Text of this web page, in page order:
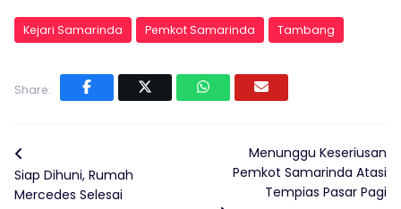
Kejari Samarinda Pemkot Samarinda Tambang
Share:
Siap Dihuni, Rumah
Mercedes Selesai
Menunggu Keseriusan
Pemkot Samarinda Atasi
Tempias Pasar Pagi